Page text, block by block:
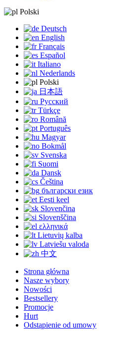
Polski
Deutsch
English
Français
Español
Italiano
Nederlands
Polski
日本語
Русский
Türkçe
Română
Português
Magyar
Bokmål
Svenska
Suomi
Dansk
Čeština
български език
Eesti keel
Slovenčina
Slovenščina
ελληνικά
Lietuvių kalba
Latviešu valoda
中文
Strona główna
Nasze wybory
Nowości
Bestsellery
Promocje
Hurt
Odstąpienie od umowy